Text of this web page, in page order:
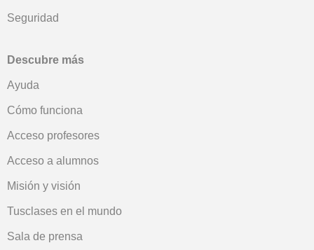
Seguridad
Descubre más
Ayuda
Cómo funciona
Acceso profesores
Acceso a alumnos
Misión y visión
Tusclases en el mundo
Sala de prensa